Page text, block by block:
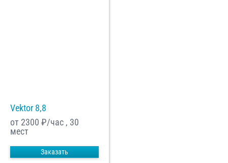
Vektor 8,8
от 2300 ₽/час , 30
мест
Заказать